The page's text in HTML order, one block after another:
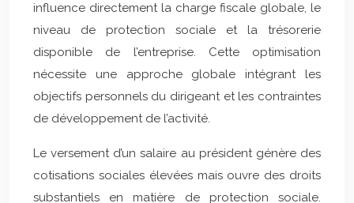
influence directement la charge fiscale globale, le
niveau de protection sociale et la trésorerie
disponible de l’entreprise. Cette optimisation
nécessite une approche globale intégrant les
objectifs personnels du dirigeant et les contraintes
de développement de l’activité.
Le versement d’un salaire au président génère des
cotisations sociales élevées mais ouvre des droits
substantiels en matière de protection sociale.